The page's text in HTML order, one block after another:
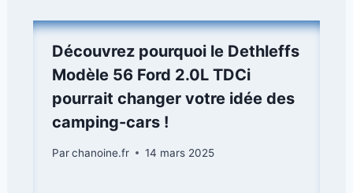
Découvrez pourquoi le Dethleffs
Modèle 56 Ford 2.0L TDCi
pourrait changer votre idée des
camping-cars !
Parchanoine.fr 14 mars 2025